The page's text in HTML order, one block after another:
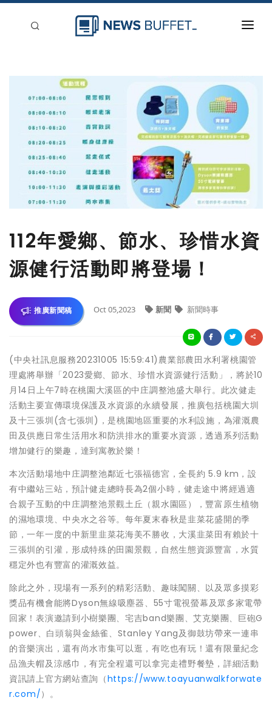
新聞稿分類
刊登
112年愛鄉、節水、珍惜水資
源健行活動即將登場！
推廣新聞稿 Oct 05,2023 新聞 新聞時事
(中央社訊息服務20231005 15:59:41)農業部農田水利署桃園管
理處將舉辦「2023愛鄉、節水、珍惜水資源健行活動」，將於10
月14日上午7時在桃園大溪區的中庄調整池盛大舉行。此次健走
活動主要宣傳環境保護及水資源的永續發展，推廣包括桃園大圳
及十三張圳(含七張圳)，是桃園地區重要的水利設施，為灌溉農
田及供應日常生活用水和防洪排水的重要水資源，透過系列活動
增加健行的樂趣，達到寓教於樂！
本次活動場地中庄調整池鄰近七張福德宮，全長約 5.9 km，設
有中繼站三站，預計健走總時長為2個小時，健走途中將經過適
合親子互動的中庄調整池景觀土丘（親水園區），豐富原生植物
的濕地環境、中央水之谷等。每年夏末春秋是韭菜花盛開的季
節，一年一度的中新里韭菜花海美不勝收，大溪韭菜田有賴於十
三張圳的引灌，形成特殊的田園景觀，自然生態資源豐富，水質
穩定外也有豐富的灌溉效益。
除此之外，現場有一系列的精彩活動、趣味闖關、以及眾多摸彩
獎品有機會能將Dyson無線吸塵器、55寸電視螢幕及眾多家電帶
回家！表演邀請到小樹樂團、宅吉band樂團、艾克樂團、巨砲G
power、白頭翁與金絲雀、Stanley Yang及御鼓坊帶來一連串
的音樂演出，還有尚水市集可以逛，有吃也有玩！還有限量紀念
品漁夫帽及涼感巾，有完全程還可以拿完走禮野餐墊，詳細活動
資訊請上官方網站查詢（https://www.toayuanwalkforwate
r.com/）。